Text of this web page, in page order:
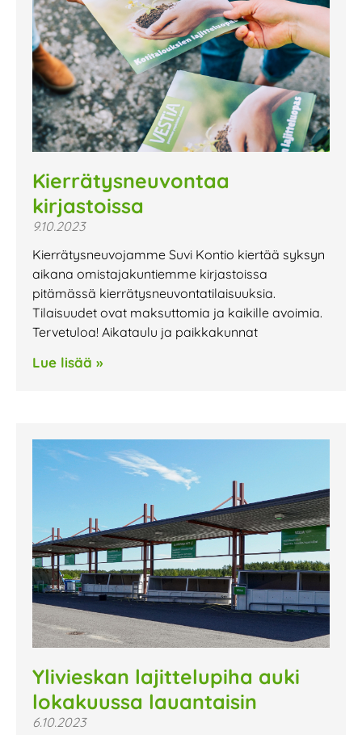
Kierrätysneuvontaa
kirjastoissa
9.10.2023
Kierrätysneuvojamme Suvi Kontio kiertää syksyn
aikana omistajakuntiemme kirjastoissa
pitämässä kierrätysneuvontatilaisuuksia.
Tilaisuudet ovat maksuttomia ja kaikille avoimia.
Tervetuloa! Aikataulu ja paikkakunnat
Lue lisää »
Ylivieskan lajittelupiha auki
lokakuussa lauantaisin
6.10.2023